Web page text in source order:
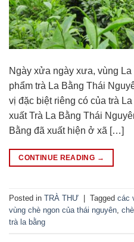
Ngày xửa ngày xưa, vùng
phẩm trà La Bằng Thái
vị đặc biệt riêng có của trà
xuất Trà La Bằng Thái
Bằng đã xuất hiện ở xã […]
CONTINUE READING →
Posted in TRÀ THƯ Tagged các
vùng chè ngon của thái nguyên,
trà la bằng